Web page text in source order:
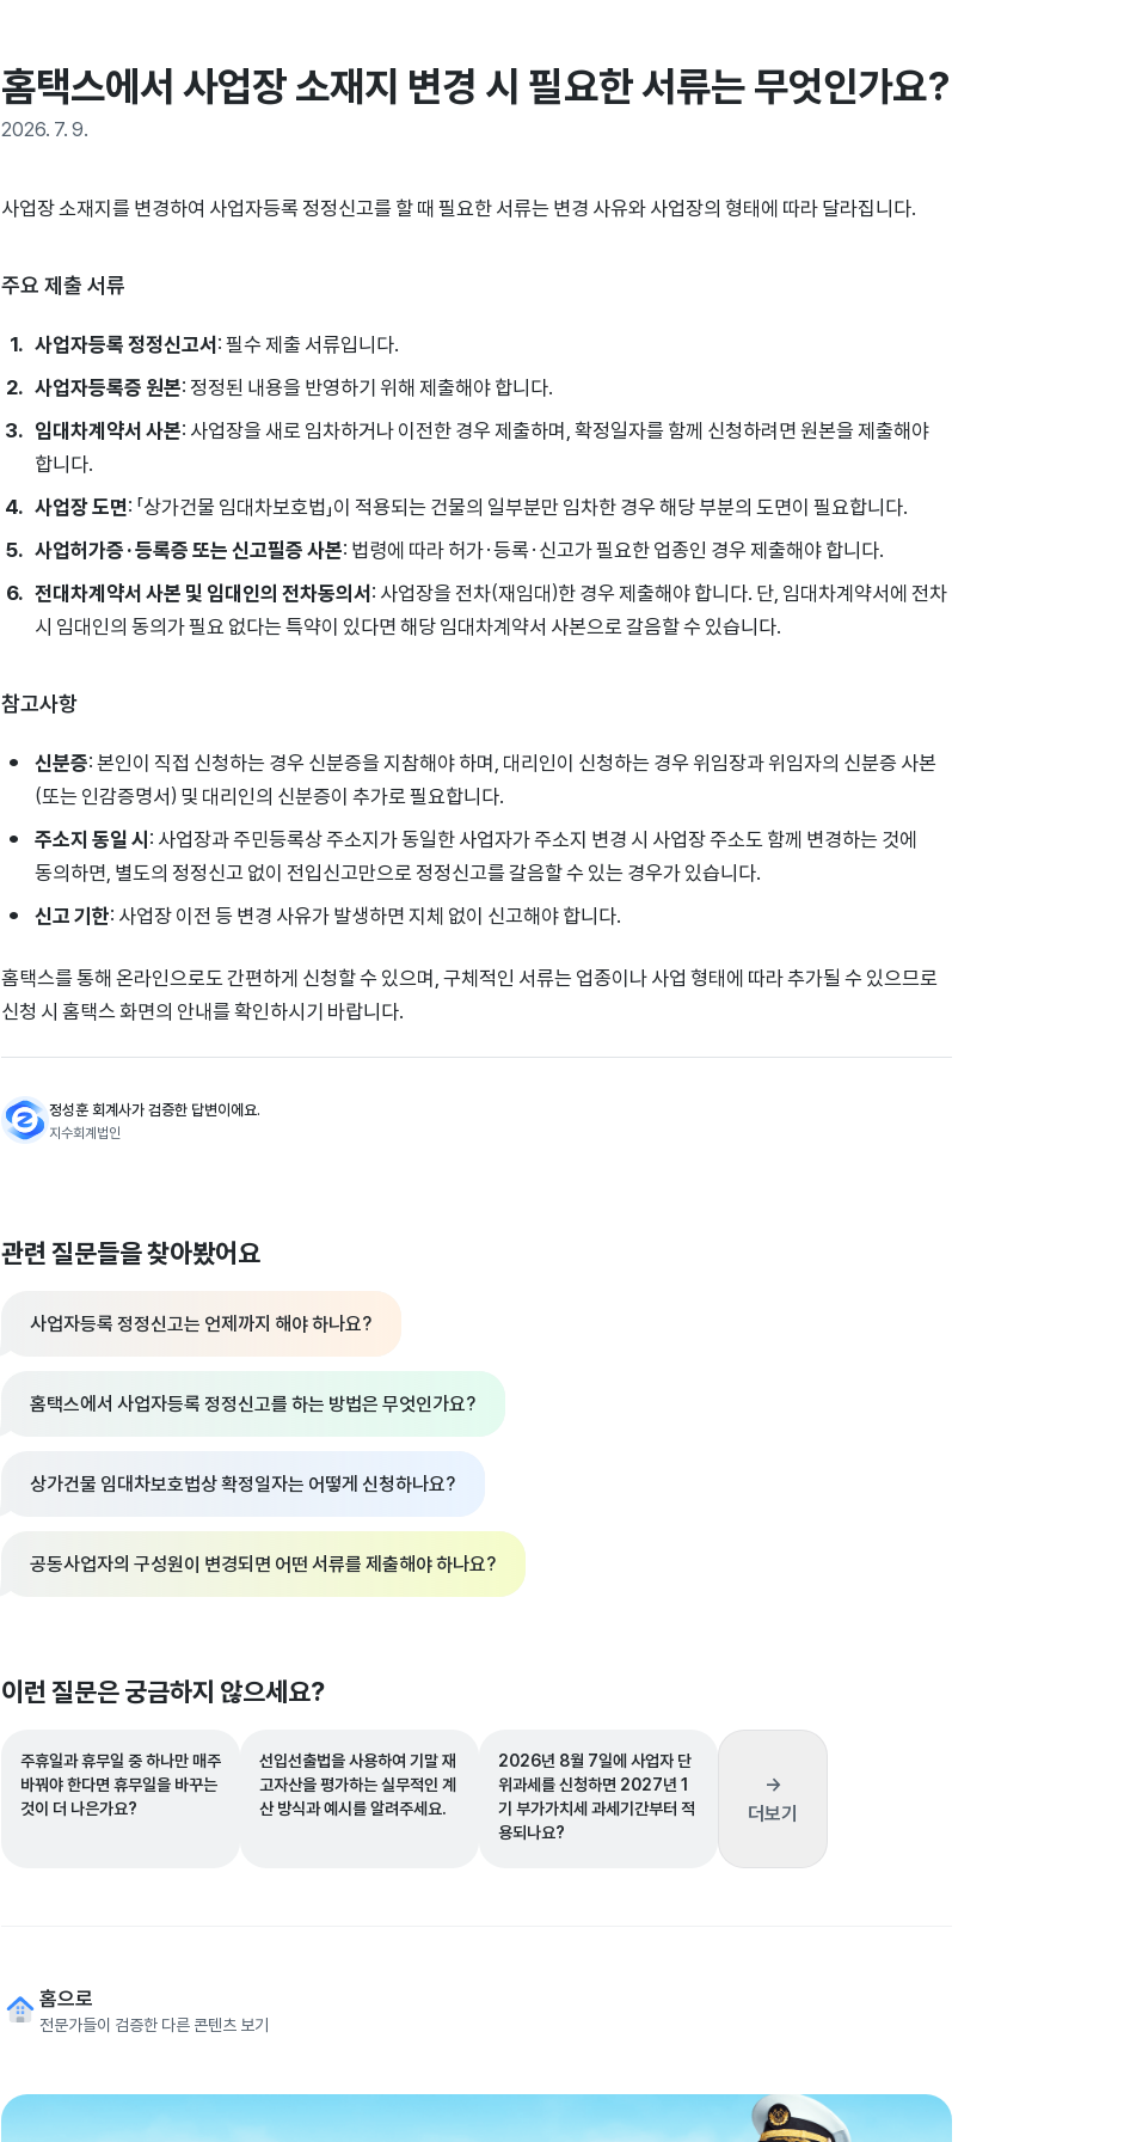
홈택스에서 사업장 소재지 변경 시 필요한 서류는 무엇인가요?
2026. 7. 9.
사업장 소재지를 변경하여 사업자등록 정정신고를 할 때 필요한 서류는 변경 사유와 사업장의 형태에 따라 달라집니다.
주요 제출 서류
사업자등록 정정신고서: 필수 제출 서류입니다.
사업자등록증 원본: 정정된 내용을 반영하기 위해 제출해야 합니다.
임대차계약서 사본: 사업장을 새로 임차하거나 이전한 경우 제출하며, 확정일자를 함께 신청하려면 원본을 제출해야
합니다.
사업장 도면: 「상가건물 임대차보호법」이 적용되는 건물의 일부분만 임차한 경우 해당 부분의 도면이 필요합니다.
사업허가증·등록증 또는 신고필증 사본: 법령에 따라 허가·등록·신고가 필요한 업종인 경우 제출해야 합니다.
전대차계약서 사본 및 임대인의 전차동의서: 사업장을 전차(재임대)한 경우 제출해야 합니다. 단, 임대차계약서에 전차
시 임대인의 동의가 필요 없다는 특약이 있다면 해당 임대차계약서 사본으로 갈음할 수 있습니다.
참고사항
신분증: 본인이 직접 신청하는 경우 신분증을 지참해야 하며, 대리인이 신청하는 경우 위임장과 위임자의 신분증 사본
(또는 인감증명서) 및 대리인의 신분증이 추가로 필요합니다.
주소지 동일 시: 사업장과 주민등록상 주소지가 동일한 사업자가 주소지 변경 시 사업장 주소도 함께 변경하는 것에
동의하면, 별도의 정정신고 없이 전입신고만으로 정정신고를 갈음할 수 있는 경우가 있습니다.
신고 기한: 사업장 이전 등 변경 사유가 발생하면 지체 없이 신고해야 합니다.
홈택스를 통해 온라인으로도 간편하게 신청할 수 있으며, 구체적인 서류는 업종이나 사업 형태에 따라 추가될 수 있으므로
신청 시 홈택스 화면의 안내를 확인하시기 바랍니다.
정성훈 회계사가 검증한 답변이에요.
지수회계법인
관련 질문들을 찾아봤어요
사업자등록 정정신고는 언제까지 해야 하나요?
홈택스에서 사업자등록 정정신고를 하는 방법은 무엇인가요?
상가건물 임대차보호법상 확정일자는 어떻게 신청하나요?
공동사업자의 구성원이 변경되면 어떤 서류를 제출해야 하나요?
이런 질문은 궁금하지 않으세요?
주휴일과 휴무일 중 하나만 매주
바꿔야 한다면 휴무일을 바꾸는
것이 더 나은가요?
선입선출법을 사용하여 기말 재
고자산을 평가하는 실무적인 계
산 방식과 예시를 알려주세요.
2026년 8월 7일에 사업자 단
위과세를 신청하면 2027년 1
기 부가가치세 과세기간부터 적
용되나요?
→
더보기
홈으로
전문가들이 검증한 다른 콘텐츠 보기